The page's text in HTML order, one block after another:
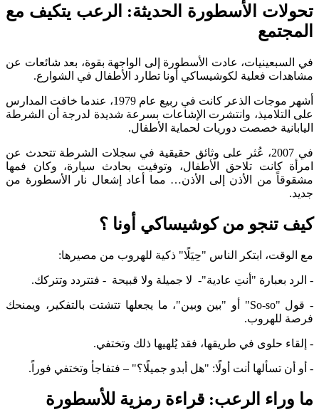
تحولات الأسطورة الحديثة: الرعب يتكيف مع
المجتمع
في السبعينيات، عادت الأسطورة إلى الواجهة بقوة، بعد شائعات عن
مشاهدات فعلية لكوشيساكي أونا تطارد الأطفال في الشوارع.
أشهر موجات الذعر كانت في ربيع عام 1979، عندما خافت المدارس
على التلاميذ، وانتشرت الإشاعات بسرعة شديدة لدرجة أن الشرطة
اليابانية خصصت دوريات لحماية الأطفال.
في 2007، عُثر على وثائق حقيقية في سجلات الشرطة تتحدث عن
امرأة كانت تلاحق الأطفال، وتوفيت بحادث سيارة، وكان فمها
مشقوقاً من الأذن إلى الأذن… مما أعاد إشعال نار الأسطورة من
جديد.
كيف تنجو من كوشيساكي أونا ؟
مع الوقت، ابتكر الناس "حِيَلًا" ذكية للهروب من مصيرها:
- الرد بعبارة "أنتِ عادية"- لا جميلة ولا قبيحة - فتتردد وتتركك.
- قول "So-so" أو "بين وبين"، ما يجعلها تتشتت بالتفكير، ويمنحك
فرصة للهروب.
- إلقاء حلوى في طريقها، فقد يُلهيها ذلك وتختفي.
- أو أن تسألها أنت أولًا: "هل أبدو جميلًا؟" – فتفاجأ وتختفي فوراً.
ما وراء الرعب: قراءة رمزية للأسطورة